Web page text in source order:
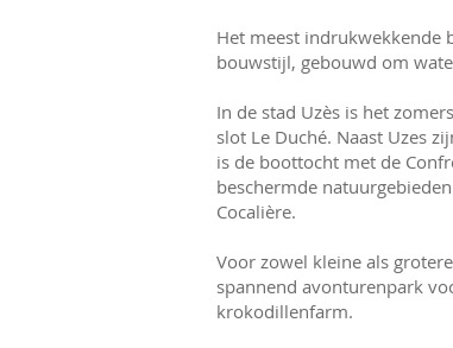
Het meest indrukwekkende
bouwstijl, gebouwd om
In de stad Uzès is het
slot Le Duché. Naast Uzes
is de boottocht met de
beschermde
Cocalière.
Voor zowel kleine als
spannend avonturenpark
krokodillenfarm.